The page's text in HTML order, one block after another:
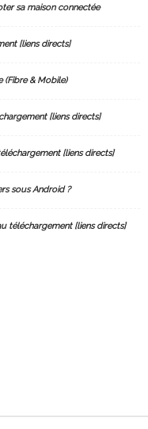
sa maison connectée
[liens directs]
(Fibre & Mobile)
[liens directs]
[liens directs]
sous Android ?
téléchargement [liens directs]